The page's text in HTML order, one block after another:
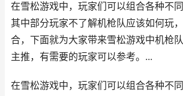
在雪松游戏中，玩家们可以组合各种不同
其中部分玩家不了解机枪队应该如何玩
合，下面就为大家带来雪松游戏中机枪
主推，有需要的玩家可以参考。...
在雪松游戏中，玩家们可以组合各种不同